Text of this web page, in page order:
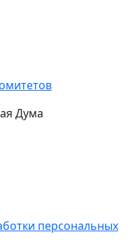
Дума
персональных